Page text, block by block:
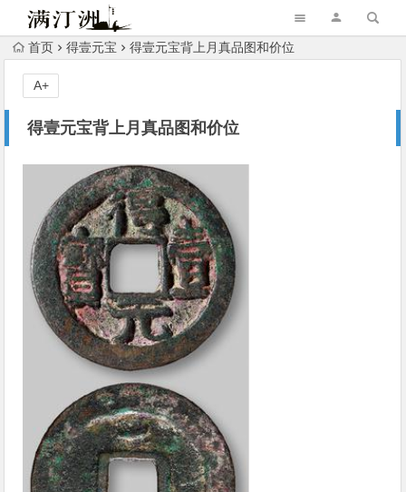
首页 得壹元宝 得壹元宝背上月真品图和价位
得壹元宝背上月真品图和价位
A+